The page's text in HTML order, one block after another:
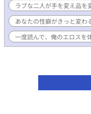
す。ラブな二人が手を変え品を
あなたの性癖がきっと変わ
一度読んで、俺のエロスを